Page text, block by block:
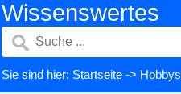
Wissenswertes
Sie sind hier: Startseite -> Hobbys